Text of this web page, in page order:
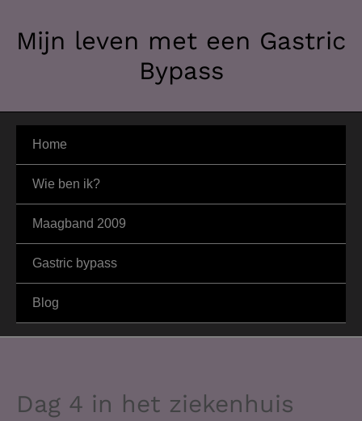
naarMijn leven met een Gastric
Bypass
Home
Wie ben ik?
Maagband 2009
Gastric bypass
Blog
Dag 4 in het ziekenhuis